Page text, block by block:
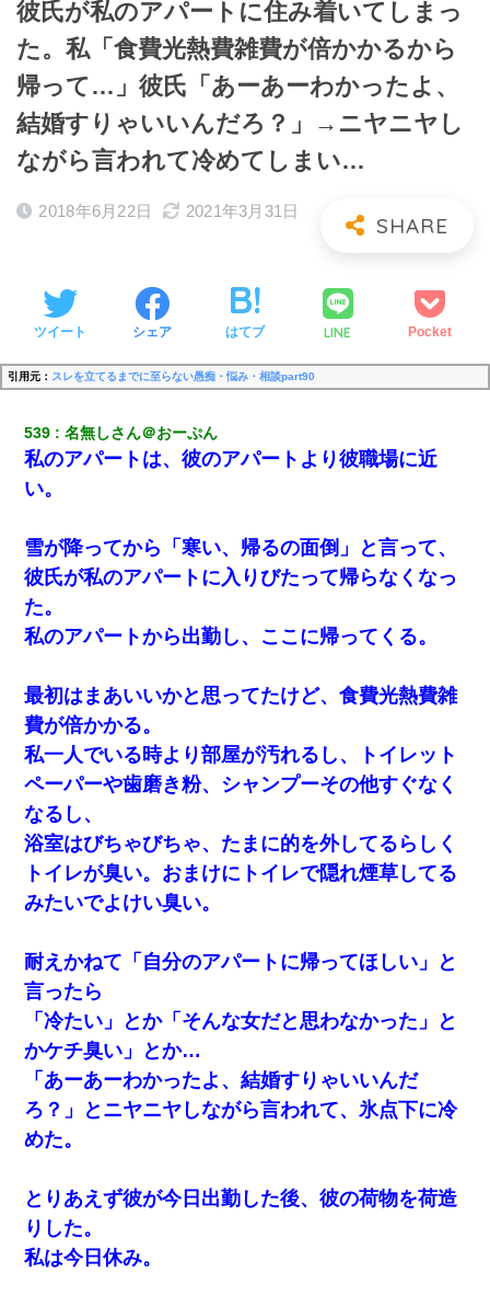
彼氏が私のアパートに住み着いてしまっ
た。私「食費光熱費雑費が倍かかるから
帰って…」彼氏「あーあーわかったよ、
結婚すりゃいいんだろ？」→ニヤニヤし
ながら言われて冷めてしまい…
2018年6月22日 2021年3月31日
ツイート シェア はてブ LINE Pocket
引用元： スレを立てるまでに至らない愚痴・悩み・相談part90
539 名無しさん＠おーぷん
私のアパートは、彼のアパートより彼職場に近
い。
雪が降ってから「寒い、帰るの面倒」と言って、
彼氏が私のアパートに入りびたって帰らなくなっ
た。
私のアパートから出勤し、ここに帰ってくる。
最初はまあいいかと思ってたけど、食費光熱費雑
費が倍かかる。
私一人でいる時より部屋が汚れるし、トイレット
ペーパーや歯磨き粉、シャンプーその他すぐなく
なるし、
浴室はびちゃびちゃ、たまに的を外してるらしく
トイレが臭い。おまけにトイレで隠れ煙草してる
みたいでよけい臭い。
耐えかねて「自分のアパートに帰ってほしい」と
言ったら
「冷たい」とか「そんな女だと思わなかった」と
かケチ臭い」とか…
「あーあーわかったよ、結婚すりゃいいんだ
ろ？」とニヤニヤしながら言われて、氷点下に冷
めた。
とりあえず彼が今日出勤した後、彼の荷物を荷造
りした。
私は今日休み。